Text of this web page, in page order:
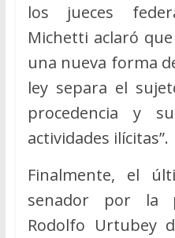
los jueces
Michetti aclaró
una nueva forma
ley separa el
procedencia y
actividades ilícitas”.
Finalmente, el
senador por la
Rodolfo Urtubey